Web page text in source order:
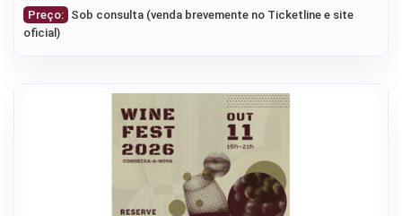
Preço: Sob consulta (venda brevemente no Ticketline e site
oficial)